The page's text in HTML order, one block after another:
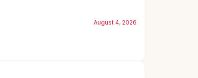
August 4, 2026